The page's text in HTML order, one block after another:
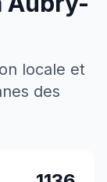
locale et
des